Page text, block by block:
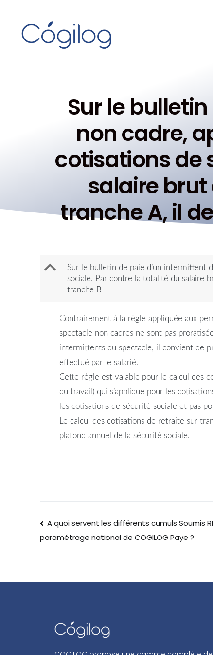
Sur le
non cadre,
cotisations de
salaire
tranche A, il
B
Sur le bulletin de paie d’un intermittent
sociale. Par contre la totalité du salaire
tranche B
Contrairement à la règle appliquée aux
spectacle non cadres ne sont pas
intermittents du spectacle, il convient de
effectué par le salarié.
Cette règle est valable pour le calcul des
du travail) qui s’applique pour les
les cotisations de sécurité sociale et pas
Le calcul des cotisations de retraite sur
plafond annuel de la sécurité sociale.
A quoi servent les différents cumuls Soumis
paramétrage national de COGILOG Paye ?